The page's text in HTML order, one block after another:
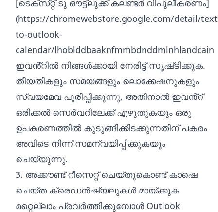
[ടെക്‌സ്‌റ്റ് ടു ഔട്ട്‌ലുക്ക് കലണ്ടർ വിപുലീകരണം]
(https://chromewebstore.google.com/detail/
to-outlook-
calendar/lhoblddbaaknfmmbdnddmlnhlandcain
ഇവൻ്റിൽ നിങ്ങൾക്കായി നേരിട്ട് സൃഷ്‌ടിക്കുക.
തീയതികളും സമയങ്ങളും ലൊക്കേഷനുകളും
സ്വയമേവ പൂരിപ്പിക്കുന്നു, അതിനാൽ ഇവൻ്റ്
ഒരിക്കൽ സെർവറിലേക്ക് എഴുതുകയും ഒരു
ഉപകരണത്തിൽ കുടുങ്ങിക്കിടക്കുന്നതിന് പകരം
അവിടെ നിന്ന് സമന്വയിപ്പിക്കുകയും
ചെയ്യുന്നു.
3. അക്കൗണ്ട് റീസെറ്റ് ചെയ്തുകൊണ്ട് കാഷെ
ചെയ്ത ക്രെഡൻഷ്യലുകൾ മായ്‌ക്കുക
മറ്റെല്ലാം പ്രവർത്തിക്കുമ്പോൾ Outlook